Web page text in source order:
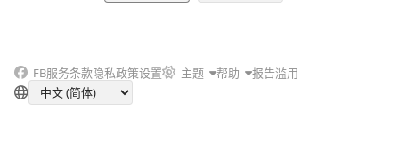
FB服务条款隐私政策设置 主题 帮助 报告滥用